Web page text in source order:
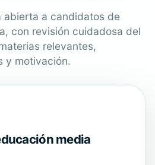
abierta a candidatos de
con revisión cuidadosa del
relevantes,
y motivación.
media